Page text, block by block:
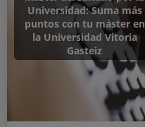
Universidad: Suma más
puntos con tu máster en
la Universidad Vitoria
Gasteiz